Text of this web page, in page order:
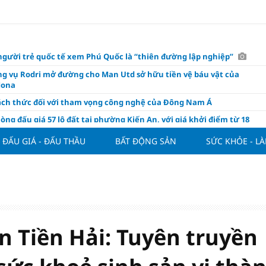
trẻ quốc tế xem Phú Quốc là “thiên đường lập nghiệp”
vụ Rodri mở đường cho Man Utd sở hữu tiền vệ báu vật của
thức đối với tham vọng công nghệ của Đông Nam Á
đấu giá 57 lô đất tại phường Kiến An, với giá khởi điểm từ 18
m2
nghỉ 4 ngày liên tục dịp Ngày Văn hóa Việt Nam 2026
nay, xem tử vi 12 con giáp hôm nay ngày 7/8/2026: Tuổi Thân làm
chỉ
ĐẤU GIÁ - ĐẤU THẦU BẤT ĐỘNG SẢN SỨC KHỎE -
Tiền Hải: Tuyên truyền